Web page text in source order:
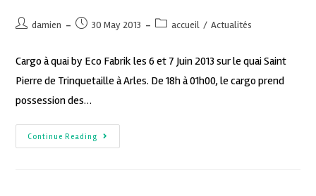
damien 30 May 2013 accueil / Actualités
Cargo à quai by Eco Fabrik les 6 et 7 Juin 2013 sur le quai Saint
Pierre de Trinquetaille à Arles. De 18h à 01h00, le cargo prend
possession des…
Continue Reading